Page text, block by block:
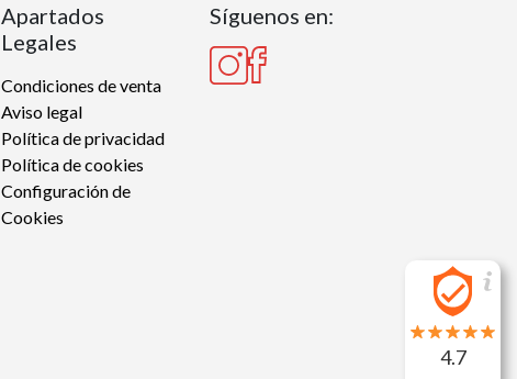
Apartados
Legales
Condiciones de venta
Aviso legal
Política de privacidad
Política de cookies
Configuración de
Cookies
Síguenos en:
4.7